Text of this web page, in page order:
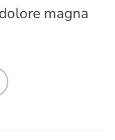
magna